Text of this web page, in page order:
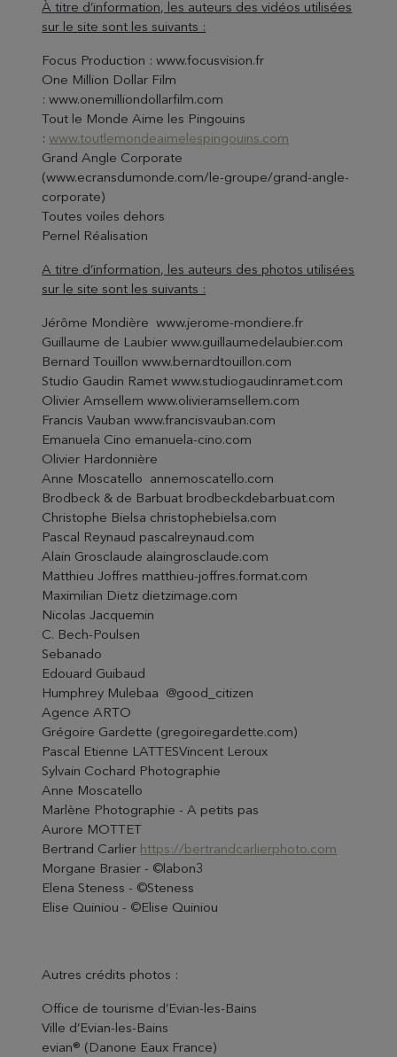
À titre d’information, les auteurs des vidéos utilisées
sur le site sont les suivants :
Focus Production : www.focusvision.fr
One Million Dollar Film
: www.onemilliondollarfilm.com
Tout le Monde Aime les Pingouins
:www.toutlemondeaimelespingouins.com
Grand Angle Corporate
(www.ecransdumonde.com/le-groupe/grand-angle-
corporate)
Toutes voiles dehors
Pernel Réalisation
A titre d’information, les auteurs des photos utilisées
sur le site sont les suivants :
Jérôme Mondière www.jerome-mondiere.fr
Guillaume de Laubier www.guillaumedelaubier.com
Bernard Touillon www.bernardtouillon.com
Studio Gaudin Ramet www.studiogaudinramet.com
Olivier Amsellem www.olivieramsellem.com
Francis Vauban www.francisvauban.com
Emanuela Cino emanuela-cino.com
Olivier Hardonnière
Anne Moscatello annemoscatello.com
Brodbeck & de Barbuat brodbeckdebarbuat.com
Christophe Bielsa christophebielsa.com
Pascal Reynaud pascalreynaud.com
Alain Grosclaude alaingrosclaude.com
Matthieu Joffres matthieu-joffres.format.com
Maximilian Dietz dietzimage.com
Nicolas Jacquemin
C. Bech-Poulsen
Sebanado
Edouard Guibaud
Humphrey Mulebaa @good_citizen
Agence ARTO
Grégoire Gardette (gregoiregardette.com)
Pascal Etienne LATTESVincent Leroux
Sylvain Cochard Photographie
Anne Moscatello
Marlène Photographie - A petits pas
Aurore MOTTET
Bertrand Carlier https://bertrandcarlierphoto.com
Morgane Brasier - ©labon3
Elena Steness - ©Steness
Elise Quiniou - ©Elise Quiniou
Autres crédits photos :
Office de tourisme d’Evian-les-Bains
Ville d’Evian-les-Bains
evian® (Danone Eaux France)